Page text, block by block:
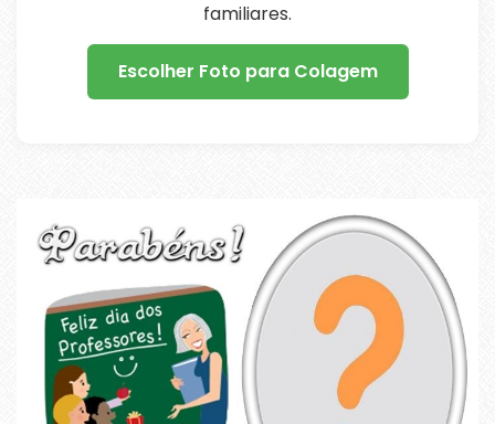
familiares.
Escolher Foto para Colagem